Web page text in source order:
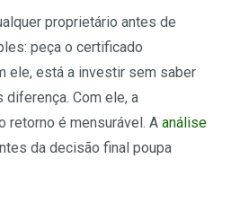
proprietário antes de
peça o certificado
ele, está a investir sem saber
Com ele, a
retorno é mensurável. Aanálise
da decisão final poupa